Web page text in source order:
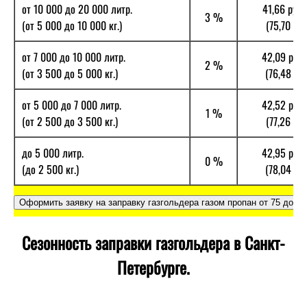
от 10 000 до 20 000 литр.
(от 5 000 до 10 000 кг.)
3 %
41,66
(75,70
от 7 000 до 10 000 литр.
(от 3 500 до 5 000 кг.)
2 %
42,09
(76,48
от 5 000 до 7 000 литр.
(от 2 500 до 3 500 кг.)
1 %
42,52
(77,26
до 5 000 литр.
(до 2 500 кг.)
0 %
42,95
(78,04
Сезонность заправки газгольдера в Санкт-
Петербурге.